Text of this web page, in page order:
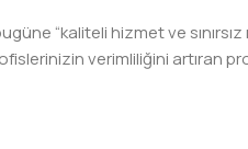
“kaliteli hizmet ve
verimliliğini artıran